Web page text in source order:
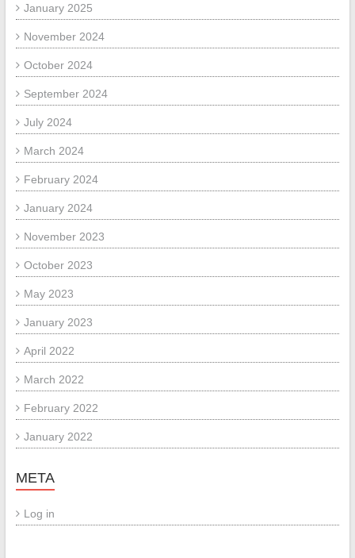
January 2025
November 2024
October 2024
September 2024
July 2024
March 2024
February 2024
January 2024
November 2023
October 2023
May 2023
January 2023
April 2022
March 2022
February 2022
January 2022
META
Log in